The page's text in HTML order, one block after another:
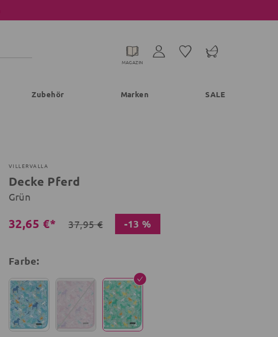
MAGAZIN
Zubehör Marken SALE
VILLERVALLA
Decke Pferd
Grün
32,65 €* 37,95 € -13 %
Farbe: